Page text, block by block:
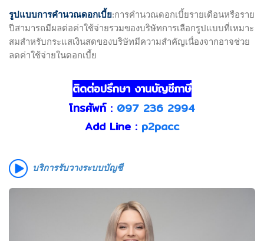
รูปแบบการคำนวณดอกเบี้ย:การคำนวณดอกเบี้ยรายเดือนหรือราย
ปีสามารถมีผลต่อค่าใช้จ่ายรวมของบริษัทการเลือกรูปแบบที่เหมาะ
สมสำหรับกระแสเงินสดของบริษัทมีความสำคัญเนื่องจากอาจช่วย
ลดค่าใช้จ่ายในดอกเบี้ย
ติดต่อปรึกษา งานบัญชีภาษี
โทรศัพท์ : 097 236 2994
Add Line : p2pacc
บริการรับวางระบบบัญชี